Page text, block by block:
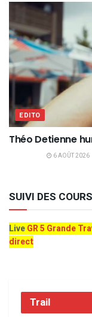
EDITO
Théo Detienne
6 AOÛT 2026
SUIVI DES
LiveGR 5 Grande
direct
Trail